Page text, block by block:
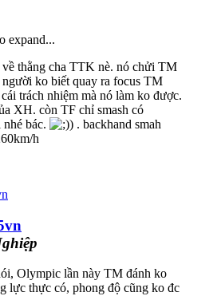
expand...
về thằng cha TTK nè. nó chửi TM
người ko biết quay ra focus TM
trách nhiệm mà nó làm ko được.
XH. còn TF chỉ smash có
bác.
) . backhand smah
h
Olympic lần này TM đánh ko
lực thực có, phong độ cũng ko đc